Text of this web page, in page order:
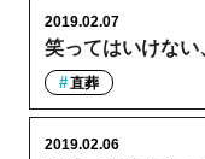
笑ってはいけな
2019.02.07
直葬
2019.02.06